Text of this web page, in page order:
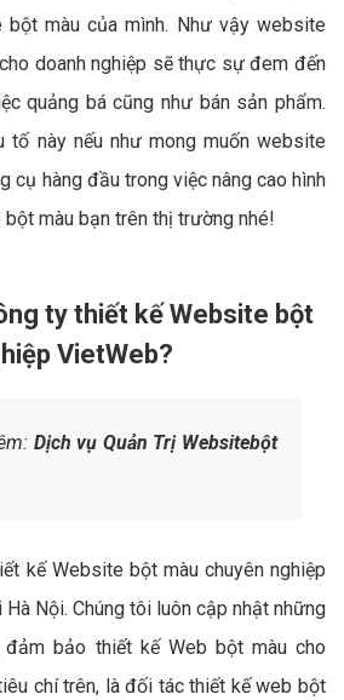
màu của mình. Như vậy website
doanh nghiệp sẽ thực sự đem đến
quảng bá cũng như bán sản phẩm.
tố này nếu như mong muốn website
cụ hàng đầu trong việc nâng cao hình
bột màu bạn trên thị trường nhé!
ty thiết kế Website bột
VietWeb?
Dịch vụ Quản Trị Websitebột
kế Website bột màu chuyên nghiệp
Nội. Chúng tôi luôn cập nhật những
đảm bảo thiết kế Web bột màu cho
chí trên, là đối tác thiết kế web bột